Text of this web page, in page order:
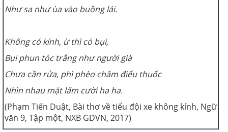
Như sa như ùa vào buồng lái.
Không có kính, ừ thì có bụi,
Bụi phun tóc trắng như người già
Chưa cần rửa, phì phèo châm điếu thuốc
Nhìn nhau mặt lấm cười ha ha.
(Phạm Tiến Duật, Bài thơ về tiểu đội xe không kính, Ngữ
văn 9, Tập một, NXB GDVN, 2017)